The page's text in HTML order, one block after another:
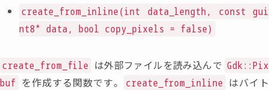
create_from_inline(int data_length, const gui
nt8* data, bool copy_pixels = false)
create_from_file は外部ファイルを読み込んで Gdk::Pix
buf を作成する関数です。 create_from_inline はバイト